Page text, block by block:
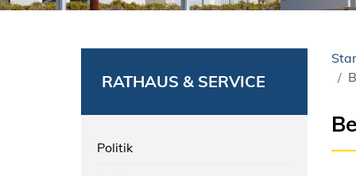
RATHAUS & SERVICE
Politik